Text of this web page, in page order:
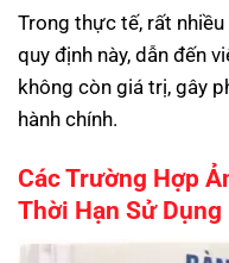
Trong thực tế, rất
quy định này, dẫn đến
không còn giá trị, gây
hành chính.
Các Trường Hợp
Thời Hạn Sử Dụng